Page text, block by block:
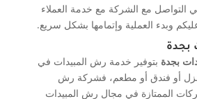
التواصل مع الشركة مع خدمة العملاء
وبدء العملية وإتمامها بشكل سريع.
بجدة
بجدة بتوفير خدمة رش المبيدات في
أو فندق أو مطعم، فشركة رش
الممتازة في مجال رش المبيدات